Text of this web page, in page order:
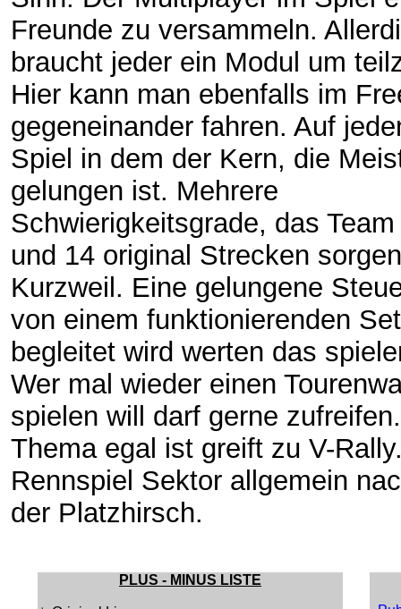
Freunde zu versammeln.
braucht jeder ein Modul um
Hier kann man ebenfalls im
gegeneinander fahren. Auf
Spiel in dem der Kern, die
gelungen ist. Mehrere
Schwierigkeitsgrade, das
und 14 original Strecken
Kurzweil. Eine gelungene
von einem funktionierenden
begleitet wird werten das
Wer mal wieder einen
spielen will darf gerne
Thema egal ist greift zu V-
Rennspiel Sektor allgemein
der Platzhirsch.
PLUS - MINUS LISTE